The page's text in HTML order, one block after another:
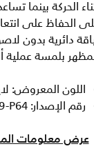
الحفاظ على
دائرية بدون
بلمسة عملية
اللون المعروض:
رقم الإصدار: 36M389-P64
عرض معلومات